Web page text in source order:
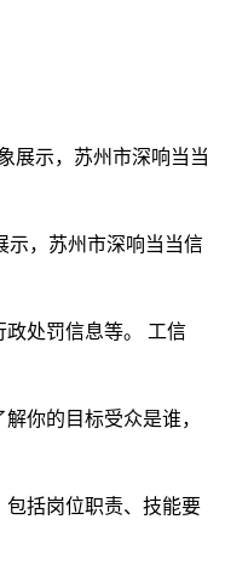
示，苏州市深响当当信
处罚信息等。 工信
你的目标受众是谁，
括岗位职责、技能要